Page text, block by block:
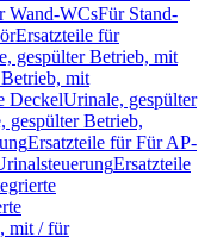
Wand-WCsFür Stand-
Ersatzteile für
gespülter Betrieb, mit
mit
DeckelUrinale, gespülter
gespülter Betrieb,
Ersatzteile für Für AP-
Ersatzteile
mit / für